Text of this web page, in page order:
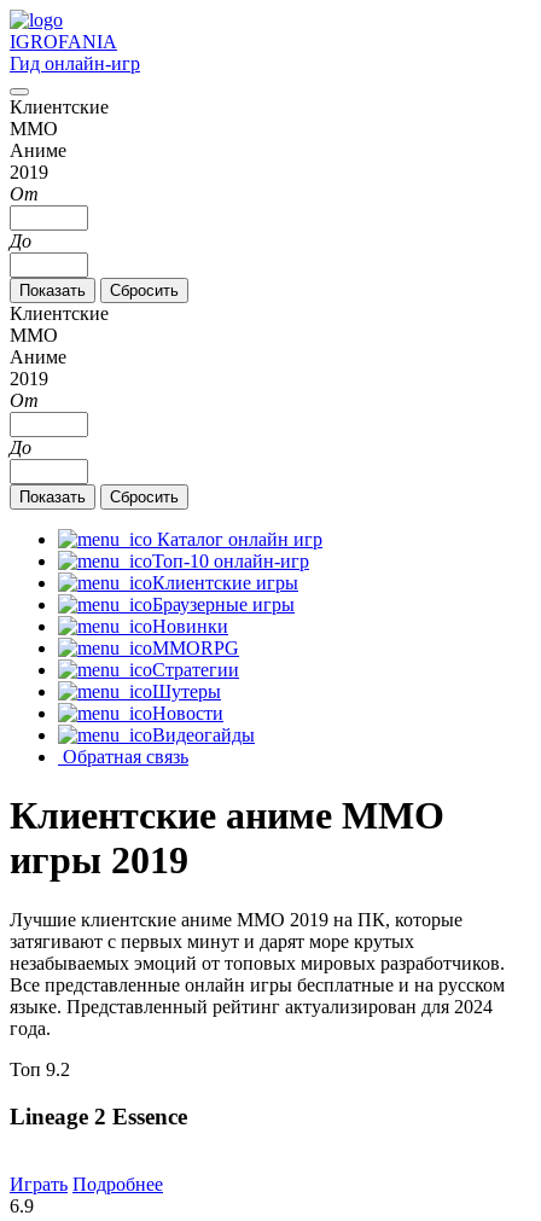
IGROFANIA
Гид онлайн-игр
Клиентские
MMO
Аниме
2019
От
До
Клиентские
MMO
Аниме
2019
От
До
Каталог онлайн игр
Топ-10 онлайн-игр
Клиентские игры
Браузерные игры
Новинки
MMORPG
Стратегии
Шутеры
Новости
Видеогайды
Обратная связь
Клиентские аниме MMO
игры 2019
Лучшие клиентские аниме MMO 2019 на ПК, которые
затягивают с первых минут и дарят море крутых
незабываемых эмоций от топовых мировых разработчиков.
Все представленные онлайн игры бесплатные и на русском
языке. Представленный рейтинг актуализирован для 2024
года.
Топ 9.2
Lineage 2 Essence
Играть Подробнее
6.9